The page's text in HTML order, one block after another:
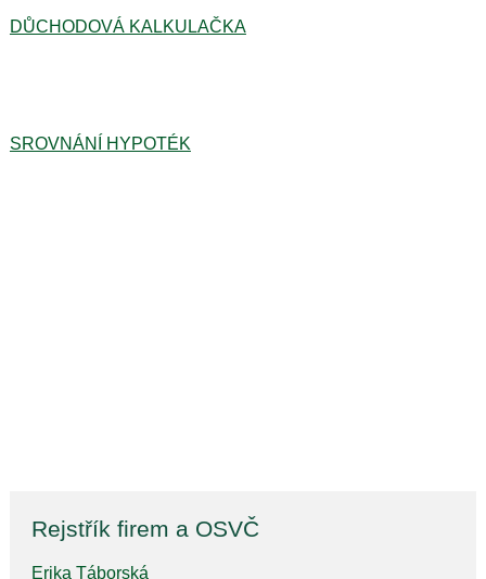
DŮCHODOVÁ KALKULAČKA
SROVNÁNÍ HYPOTÉK
Rejstřík firem a OSVČ
Erika Táborská